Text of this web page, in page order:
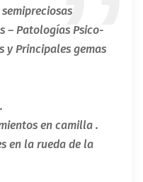
– Patologías Psico-
y Principales gemas
en camilla .
en la rueda de la